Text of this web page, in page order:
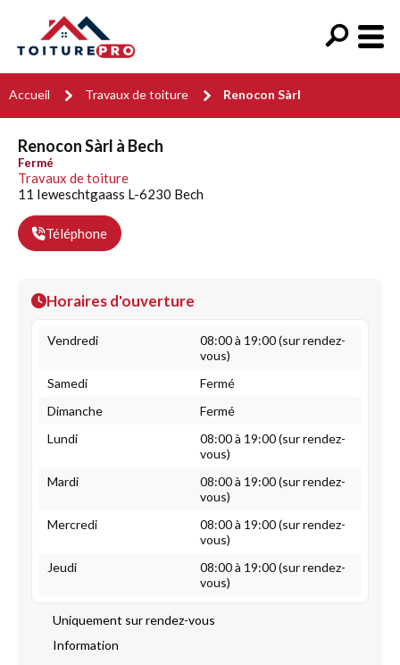
Accueil Travaux de toiture Renocon Sàrl
Renocon Sàrl à Bech
Fermé
Travaux de toiture
11 Ieweschtgaass L-6230 Bech
Téléphone
Horaires d'ouverture
Vendredi
08:00 à 19:00 (sur rendez-
vous)
Samedi
Fermé
Dimanche
Fermé
Lundi
08:00 à 19:00 (sur rendez-
vous)
Mardi
08:00 à 19:00 (sur rendez-
vous)
Mercredi
08:00 à 19:00 (sur rendez-
vous)
Jeudi
08:00 à 19:00 (sur rendez-
vous)
Uniquement sur rendez-vous
Information